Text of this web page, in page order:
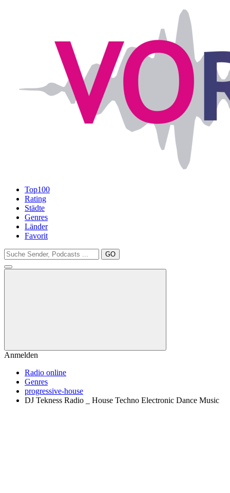
Top100
Rating
Städte
Genres
Länder
Favorit
GO
Anmelden
Radio online
Genres
progressive-house
DJ Tekness Radio _ House Techno Electronic Dance Music